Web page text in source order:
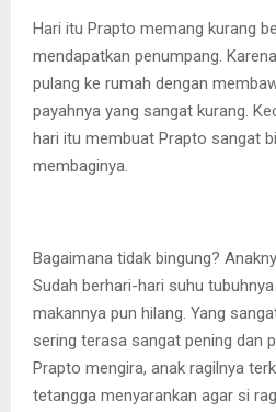
Hari itu Prapto memang kurang
mendapatkan penumpang.
pulang ke rumah dengan
payahnya yang sangat kurang.
hari itu membuat Prapto sangat
membaginya.
Bagaimana tidak bingung?
Sudah berhari-hari suhu
makannya pun hilang. Yang
sering terasa sangat pening dan
Prapto mengira, anak ragilnya
tetangga menyarankan agar si